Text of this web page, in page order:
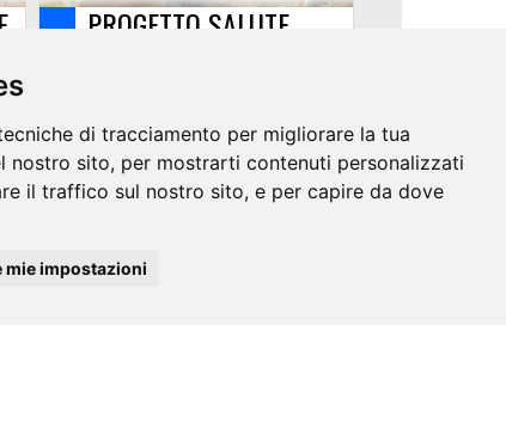
di tracciamento per migliorare la tua
nostro sito, per mostrarti contenuti personalizzati
il traffico sul nostro sito, e per capire da dove
mie impostazioni
PROGETTO SALUTE